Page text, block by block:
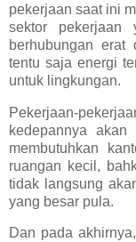
pekerjaan saat ini
sektor pekerjaan
berhubungan erat
tentu saja energi
untuk lingkungan.
Pekerjaan-
kedepannya
membutuhkan
ruangan kecil,
tidak langsung
yang besar pula.
Dan pada